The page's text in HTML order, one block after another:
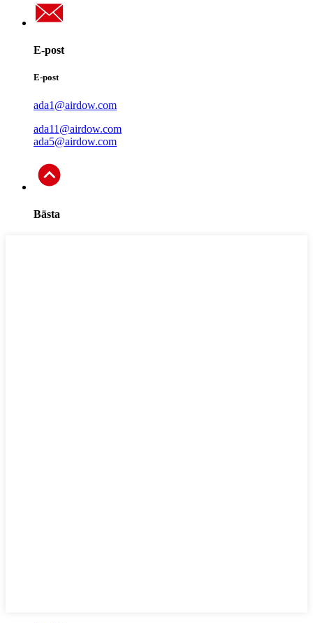
E-post
E-post
ada1@airdow.com
ada11@airdow.com
ada5@airdow.com
Bästa